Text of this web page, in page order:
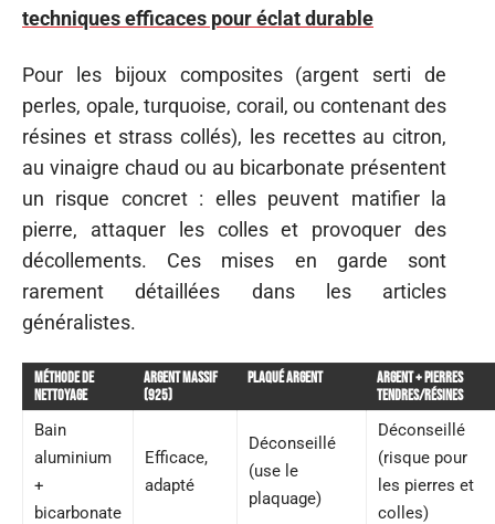
techniques efficaces pour éclat durable
Pour les bijoux composites (argent serti de
perles, opale, turquoise, corail, ou contenant des
résines et strass collés), les recettes au citron,
au vinaigre chaud ou au bicarbonate présentent
un risque concret : elles peuvent matifier la
pierre, attaquer les colles et provoquer des
décollements. Ces mises en garde sont
rarement détaillées dans les articles
généralistes.
Méthode de
nettoyage
Argent massif
(925)
Plaqué argent
Argent + pierres
tendres/résines
Bain
aluminium
+
bicarbonate
Efficace,
adapté
Déconseillé
(use le
plaquage)
Déconseillé
(risque pour
les pierres et
colles)